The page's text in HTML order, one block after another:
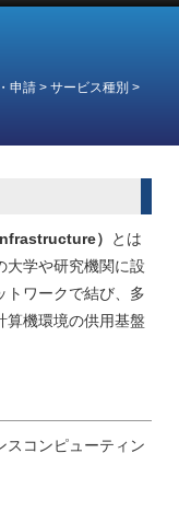
申請 > サービス種別 >
）
とは
大学や研究機関に設
トワークで結び、多
算機環境の供用基盤
コンピューティン